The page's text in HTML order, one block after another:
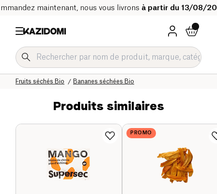
maintenant, nous vous livrons à partir du 13/08/
Bananes séchées Bio
Fruits séchés Bio
Snacks sucrés Bio
Epicerie sucrée Bio
Accueil
Produits similaires
PROMO